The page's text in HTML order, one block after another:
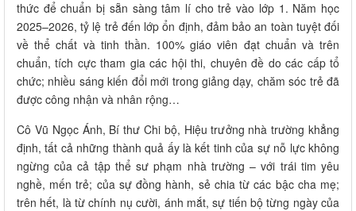
thức để chuẩn bị sẵn sàng tâm lí cho trẻ vào lớp 1. Năm học
2025–2026, tỷ lệ trẻ đến lớp ổn định, đảm bảo an toàn tuyệt đối
về thể chất và tinh thần. 100% giáo viên đạt chuẩn và trên
chuẩn, tích cực tham gia các hội thi, chuyên đề do các cấp tổ
chức; nhiều sáng kiến đổi mới trong giảng dạy, chăm sóc trẻ đã
được công nhận và nhân rộng…
Cô Vũ Ngọc Ánh, Bí thư Chi bộ, Hiệu trưởng nhà trường khẳng
định, tất cả những thành quả ấy là kết tinh của sự nỗ lực không
ngừng của cả tập thể sư phạm nhà trường – với trái tim yêu
nghề, mến trẻ; của sự đồng hành, sẻ chia từ các bậc cha mẹ;
trên hết, là từ chính nụ cười, ánh mắt, sự tiến bộ từng ngày của